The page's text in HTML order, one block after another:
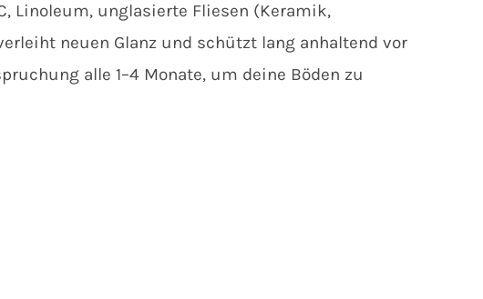
Linoleum, unglasierte Fliesen (Keramik,
neuen Glanz und schützt lang anhaltend vor
alle 1–4 Monate, um deine Böden zu